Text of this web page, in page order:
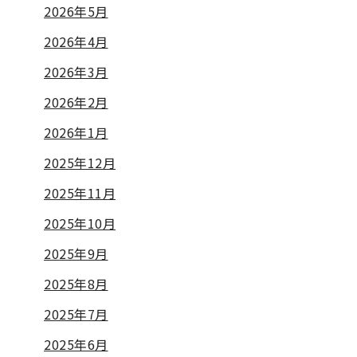
2026年5月
2026年4月
2026年3月
2026年2月
2026年1月
2025年12月
2025年11月
2025年10月
2025年9月
2025年8月
2025年7月
2025年6月